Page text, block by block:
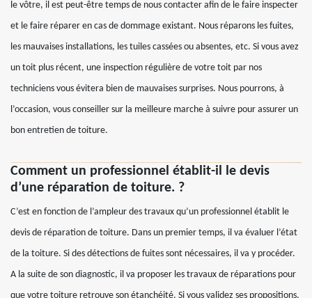
le vôtre, il est peut-être temps de nous contacter afin de le faire inspecter
et le faire réparer en cas de dommage existant. Nous réparons les fuites,
les mauvaises installations, les tuiles cassées ou absentes, etc. Si vous avez
un toit plus récent, une inspection régulière de votre toit par nos
techniciens vous évitera bien de mauvaises surprises. Nous pourrons, à
l’occasion, vous conseiller sur la meilleure marche à suivre pour assurer un
bon entretien de toiture.
Comment un professionnel établit-il le devis
d’une réparation de toiture. ?
C’est en fonction de l’ampleur des travaux qu’un professionnel établit le
devis de réparation de toiture. Dans un premier temps, il va évaluer l’état
de la toiture. Si des détections de fuites sont nécessaires, il va y procéder.
A la suite de son diagnostic, il va proposer les travaux de réparations pour
que votre toiture retrouve son étanchéité. Si vous validez ses propositions,